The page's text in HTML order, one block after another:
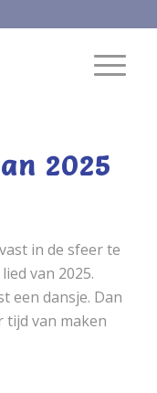
2025
in de sfeer te
van 2025.
een dansje. Dan
tijd van maken